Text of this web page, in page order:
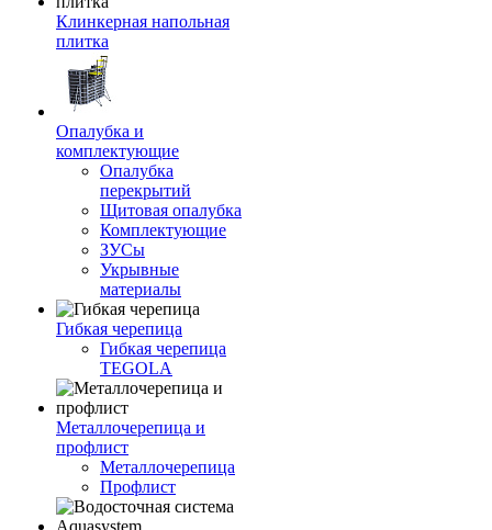
Клинкерная напольная
плитка
Опалубка и
комплектующие
Опалубка
перекрытий
Щитовая опалубка
Комплектующие
ЗУСы
Укрывные
материалы
Гибкая черепица
Гибкая черепица
TEGOLA
Металлочерепица и
профлист
Металлочерепица
Профлист